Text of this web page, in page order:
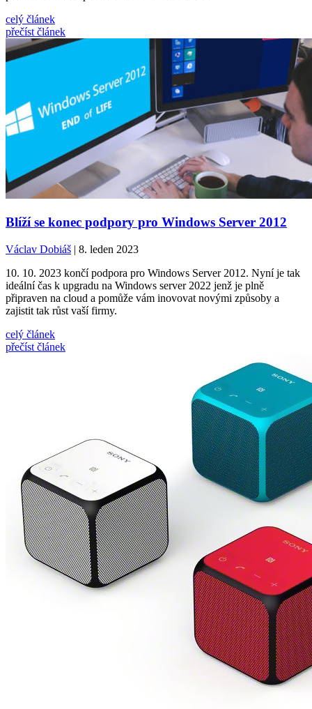
celý článek
přečíst článek
Blíží se konec podpory pro Windows Server 2012
Václav Dobiáš | 8. leden 2023
10. 10. 2023 končí podpora pro Windows Server 2012. Nyní je tak
ideální čas k upgradu na Windows server 2022 jenž je plně
připraven na cloud a pomůže vám inovovat novými způsoby a
zajistit tak růst vaší firmy.
celý článek
přečíst článek